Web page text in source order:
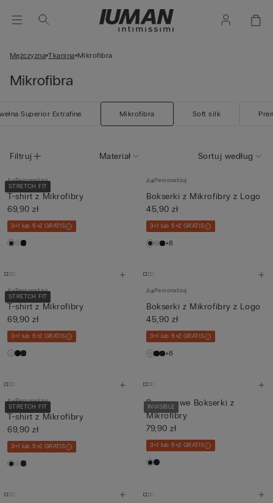
Mężczyzna Tkanina Mikrofibra
Mikrofibra
Superior Extrafine Mikrofibra Soft silk
Filtruj Materiał Sortuj według
STRETCH FIT
Personalizuj
T-shirt z Mikrofibry
69,90 zł
3+1 lub 5+2 GRATIS
Personalizuj
Bokserki z Mikrofibry z Logo
45,90 zł
3+1 lub 5+2 GRATIS
+8
STRETCH FIT
Personalizuj
T-shirt z Mikrofibry
69,90 zł
3+1 lub 5+2 GRATIS
Personalizuj
Bokserki z Mikrofibry z Logo
45,90 zł
3+1 lub 5+2 GRATIS
+8
STRETCH FIT
Personalizuj
T-shirt z Mikrofibry
69,90 zł
3+1 lub 5+2 GRATIS
INVISIBLE
Bezszwowe Bokserki z
Mikrofibry
79,90 zł
3+1 lub 5+2 GRATIS